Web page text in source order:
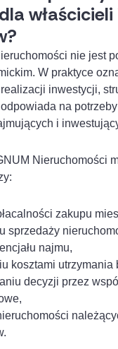
właścicieli
nie jest
W praktyce
inwestycji,
na
i
Nieruchomości
zakupu
sprzedaży
najmu,
kosztami utrzymania
decyzji przez